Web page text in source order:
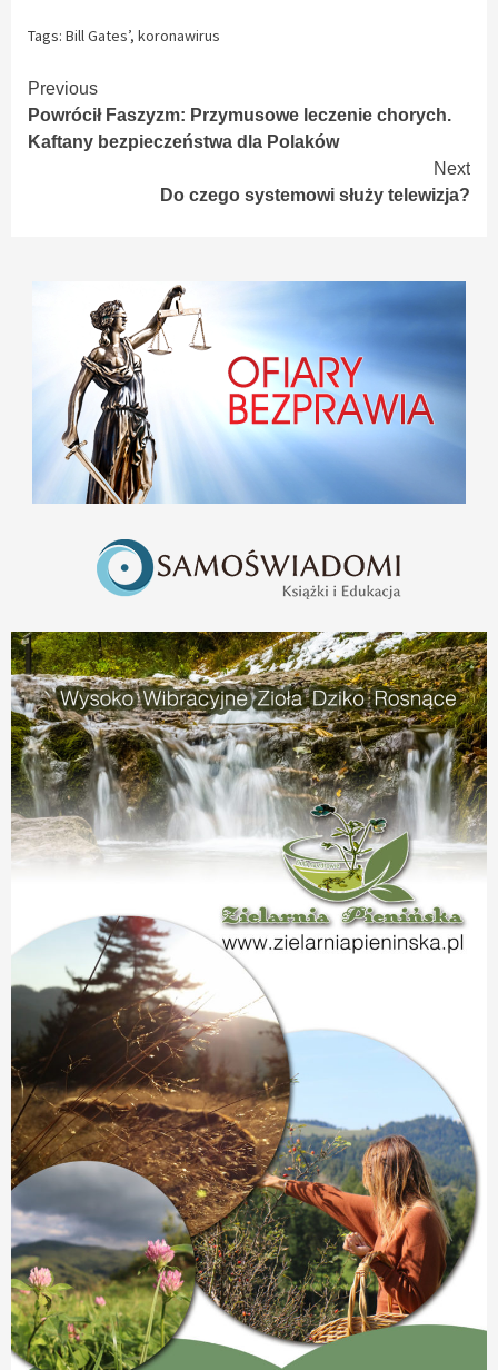
Tags: Bill Gates’, koronawirus
Continue
Reading
Previous
Powrócił Faszyzm: Przymusowe leczenie chorych.
Kaftany bezpieczeństwa dla Polaków
Next
Do czego systemowi służy telewizja?